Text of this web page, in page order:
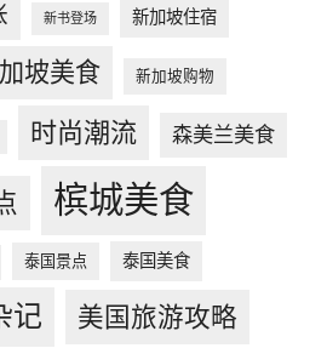
新书登场 新加坡住宿
坡美食 新加坡购物
时尚潮流 森美兰美食
槟城美食
泰国景点 泰国美食
记 美国旅游攻略